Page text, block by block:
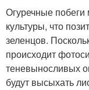
Огуречные побеги
культуры, что
зеленцов.
происходит
теневыносливых
будут высыхать